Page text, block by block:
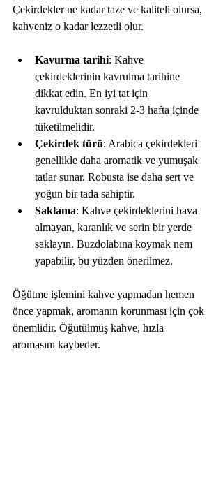
Çekirdekler ne kadar taze ve kaliteli olursa,
kahveniz o kadar lezzetli olur.
Kavurma tarihi: Kahve
çekirdeklerinin kavrulma tarihine
dikkat edin. En iyi tat için
kavrulduktan sonraki 2-3 hafta içinde
tüketilmelidir.
Çekirdek türü: Arabica çekirdekleri
genellikle daha aromatik ve yumuşak
tatlar sunar. Robusta ise daha sert ve
yoğun bir tada sahiptir.
Saklama: Kahve çekirdeklerini hava
almayan, karanlık ve serin bir yerde
saklayın. Buzdolabına koymak nem
yapabilir, bu yüzden önerilmez.
Öğütme işlemini kahve yapmadan hemen
önce yapmak, aromanın korunması için çok
önemlidir. Öğütülmüş kahve, hızla
aromasını kaybeder.